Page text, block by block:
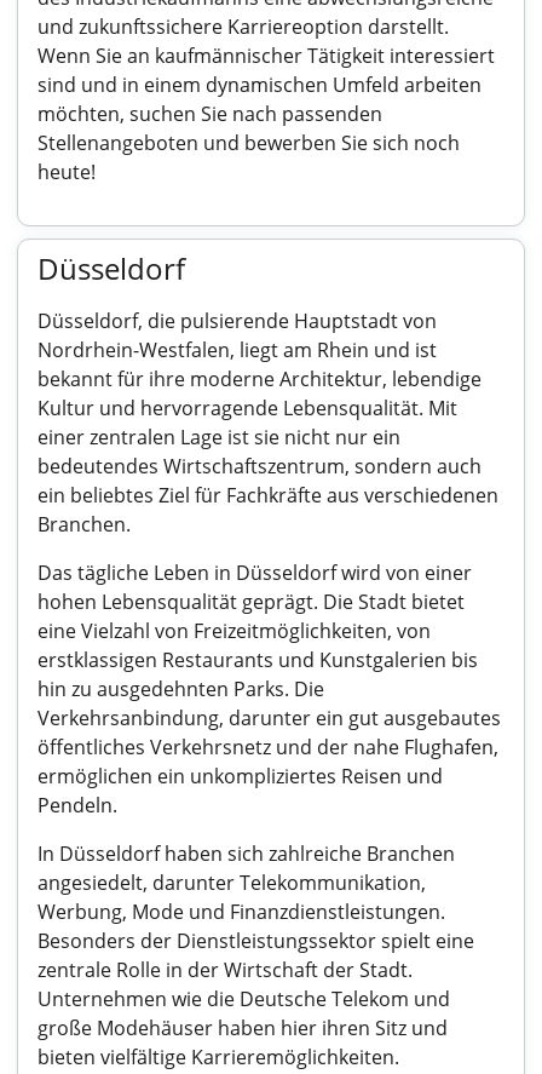
und zukunftssichere Karriereoption darstellt.
Wenn Sie an kaufmännischer Tätigkeit interessiert
sind und in einem dynamischen Umfeld arbeiten
möchten, suchen Sie nach passenden
Stellenangeboten und bewerben Sie sich noch
heute!
Düsseldorf
Düsseldorf, die pulsierende Hauptstadt von
Nordrhein-Westfalen, liegt am Rhein und ist
bekannt für ihre moderne Architektur, lebendige
Kultur und hervorragende Lebensqualität. Mit
einer zentralen Lage ist sie nicht nur ein
bedeutendes Wirtschaftszentrum, sondern auch
ein beliebtes Ziel für Fachkräfte aus verschiedenen
Branchen.
Das tägliche Leben in Düsseldorf wird von einer
hohen Lebensqualität geprägt. Die Stadt bietet
eine Vielzahl von Freizeitmöglichkeiten, von
erstklassigen Restaurants und Kunstgalerien bis
hin zu ausgedehnten Parks. Die
Verkehrsanbindung, darunter ein gut ausgebautes
öffentliches Verkehrsnetz und der nahe Flughafen,
ermöglichen ein unkompliziertes Reisen und
Pendeln.
In Düsseldorf haben sich zahlreiche Branchen
angesiedelt, darunter Telekommunikation,
Werbung, Mode und Finanzdienstleistungen.
Besonders der Dienstleistungssektor spielt eine
zentrale Rolle in der Wirtschaft der Stadt.
Unternehmen wie die Deutsche Telekom und
große Modehäuser haben hier ihren Sitz und
bieten vielfältige Karrieremöglichkeiten.